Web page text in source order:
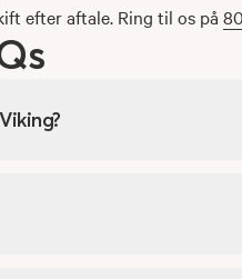
efter aftale. Ring til os på